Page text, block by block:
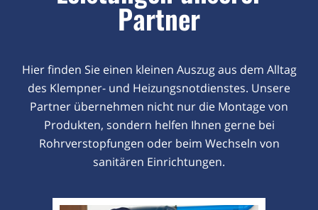
Partner
Hier finden Sie einen kleinen Auszug aus dem Alltag
des Klempner- und Heizungsnotdienstes. Unsere
Partner übernehmen nicht nur die Montage von
Produkten, sondern helfen Ihnen gerne bei
Rohrverstopfungen oder beim Wechseln von
sanitären Einrichtungen.